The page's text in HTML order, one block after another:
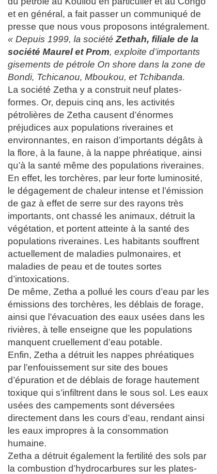
et en général, a fait passer un communiqué de
presse que nous vous proposons intégralement.
« Depuis 1999, la sociétéZethah, filiale de la
société Maurel et Prom, exploite d’importants
gisements de pétrole On shore dans la zone de
Bondi, Tchicanou, Mboukou, et Tchibanda.
La société Zetha y a construit neuf plates-
formes. Or, depuis cinq ans, les activités
pétrolières de Zetha causent d’énormes
préjudices aux populations riveraines et
environnantes, en raison d’importants dégâts à
la flore, à la faune, à la nappe phréatique, ainsi
qu’à la santé même des populations riveraines.
En effet, les torchères, par leur forte luminosité,
le dégagement de chaleur intense et l’émission
de gaz à effet de serre sur des rayons très
importants, ont chassé les animaux, détruit la
végétation, et portent atteinte à la santé des
populations riveraines. Les habitants souffrent
actuellement de maladies pulmonaires, et
maladies de peau et de toutes sortes
d’intoxications.
De même, Zetha a pollué les cours d’eau par les
émissions des torchères, les déblais de forage,
ainsi que l’évacuation des eaux usées dans les
rivières, à telle enseigne que les populations
manquent cruellement d’eau potable.
Enfin, Zetha a détruit les nappes phréatiques
par l’enfouissement sur site des boues
d’épuration et de déblais de forage hautement
toxique qui s’infiltrent dans le sous sol. Les eaux
usées des campements sont déversées
directement dans les cours d’eau, rendant ainsi
les eaux impropres à la consommation
humaine.
Zetha a détruit également la fertilité des sols par
la combustion d’hydrocarbures sur les plates-